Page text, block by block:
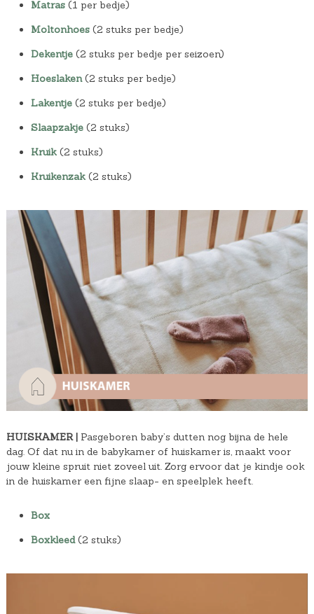
Matras(1 per bedje)
Moltonhoes(2 stuks per bedje)
Dekentje(2 stuks per bedje per seizoen)
Hoeslaken(2 stuks per bedje)
Lakentje(2 stuks per bedje)
Slaapzakje(2 stuks)
Kruik(2 stuks)
Kruikenzak(2 stuks)
HUISKAMER |Pasgeboren baby’s dutten nog bijna de hele
dag. Of dat nu in de babykamer of huiskamer is, maakt voor
jouw kleine spruit niet zoveel uit. Zorg ervoor dat je kindje ook
in de huiskamer een fijne slaap- en speelplek heeft.
Box
Boxkleed(2 stuks)